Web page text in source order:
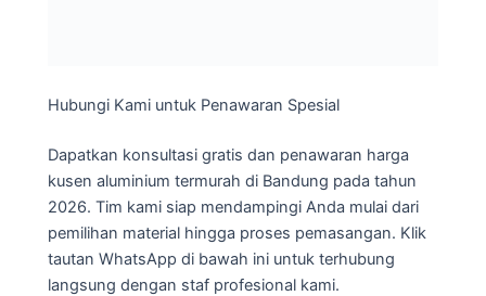
Hubungi Kami untuk Penawaran Spesial
Dapatkan konsultasi gratis dan penawaran harga
kusen aluminium termurah di Bandung pada tahun
2026. Tim kami siap mendampingi Anda mulai dari
pemilihan material hingga proses pemasangan. Klik
tautan WhatsApp di bawah ini untuk terhubung
langsung dengan staf profesional kami.